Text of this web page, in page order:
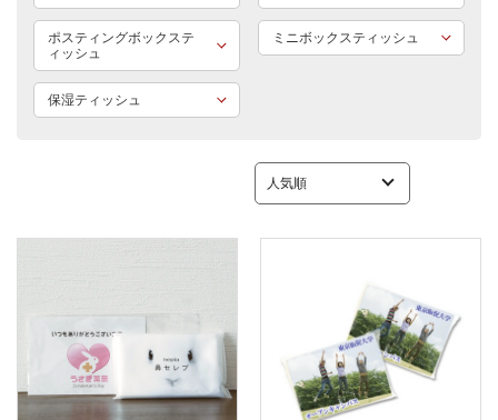
ポスティングボックステ
ィッシュ
ミニボックスティッシュ
保湿ティッシュ